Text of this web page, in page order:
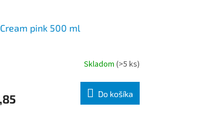
pink 500 ml
Skladom (>5 ks)
Do košíka